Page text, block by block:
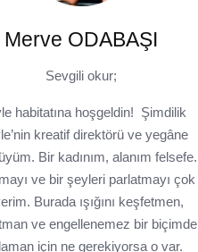
Merve ODABAŞI
Sevgili okur;
habitatına hoşgeldin! Şimdilik
kreatif direktörü ve yegâne
Bir kadınım, alanım felsefe.
ve bir şeyleri parlatmayı çok
Burada ışığını keşfetmen,
ve engellenemez bir biçimde
için ne gerekiyorsa o var.